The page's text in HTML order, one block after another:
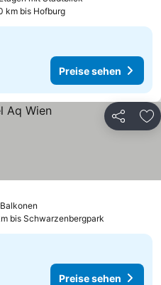
km bis Hofburg
Preise sehen
Teilen
bis Schwarzenbergpark
Preise sehen